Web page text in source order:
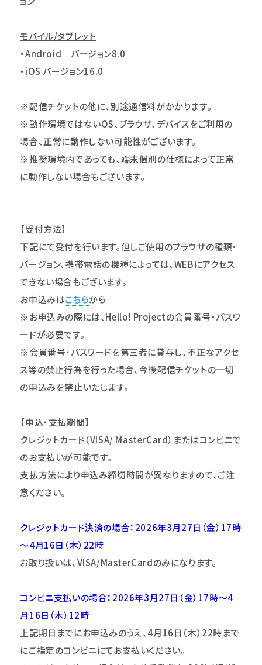
モバイル/タブレット
・Android バージョン8.0
・iOS バージョン16.0
※配信チケットの他に、別途通信料がかかります。
※動作環境ではないOS、ブラウザ、デバイスをご利用の
場合、正常に動作しない可能性がございます。
※推奨環境内であっても、端末個別の仕様によって正常
に動作しない場合もございます。
【受付方法】
下記にて受付を行います。但しご使用のブラウザの種類・
バージョン、携帯電話の機種によっては、WEBにアクセス
できない場合もございます。
お申込みはこちらから
※お申込みの際には、Hello! Projectの会員番号・パスワ
ードが必要です。
※会員番号・パスワードを第三者に貸与し、不正なアクセ
ス等の禁止行為を行った場合、今後配信チケットの一切
の申込みを禁止いたします。
【申込・支払期間】
クレジットカード（VISA/ MasterCard）またはコンビニで
のお支払いが可能です。
支払方法により申込み締切時間が異なりますので、ご注
意ください。
クレジットカード決済の場合：2026年3月27日（金）17時
～4月16日（木）22時
お取り扱いは、VISA/MasterCardのみになります。
コンビニ支払いの場合：2026年3月27日（金）17時～4
月16日（木）12時
上記期日までにお申込みのうえ、4月16日（木）22時まで
にご指定のコンビニにてお支払いください。